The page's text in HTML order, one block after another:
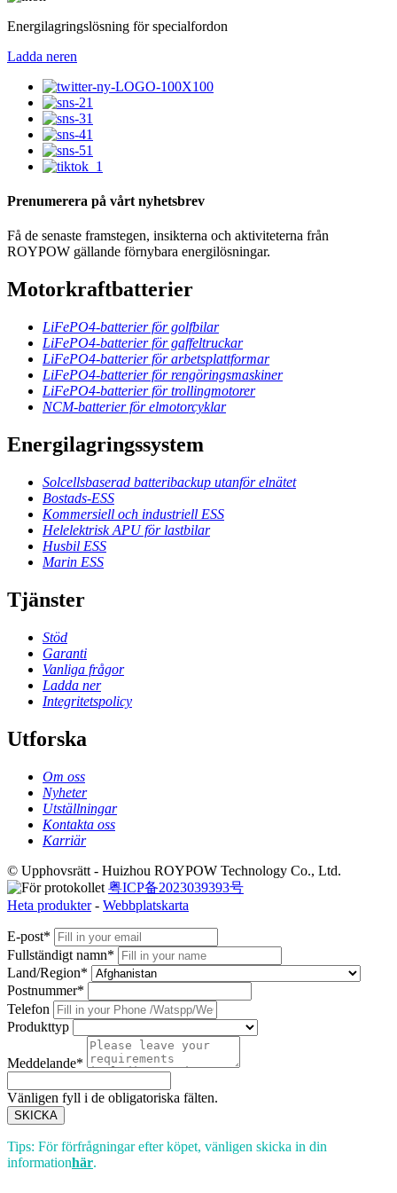
Energilagringslösning för specialfordon
Ladda neren
Prenumerera på vårt nyhetsbrev
Få de senaste framstegen, insikterna och aktiviteterna från
ROYPOW gällande förnybara energilösningar.
Motorkraftbatterier
LiFePO4-batterier för golfbilar
LiFePO4-batterier för gaffeltruckar
LiFePO4-batterier för arbetsplattformar
LiFePO4-batterier för rengöringsmaskiner
LiFePO4-batterier för trollingmotorer
NCM-batterier för elmotorcyklar
Energilagringssystem
Solcellsbaserad batteribackup utanför elnätet
Bostads-ESS
Kommersiell och industriell ESS
Helelektrisk APU för lastbilar
Husbil ESS
Marin ESS
Tjänster
Stöd
Garanti
Vanliga frågor
Ladda ner
Integritetspolicy
Utforska
Om oss
Nyheter
Utställningar
Kontakta oss
Karriär
© Upphovsrätt - Huizhou ROYPOW Technology Co., Ltd.
粤ICP备2023039393号
Heta produkter- Webbplatskarta
E-post*
Fullständigt namn*
Land/Region*
Postnummer*
Telefon
Produkttyp
Meddelande*
Vänligen fyll i de obligatoriska fälten.
SKICKA
Tips: För förfrågningar efter köpet, vänligen skicka in din
informationhär.